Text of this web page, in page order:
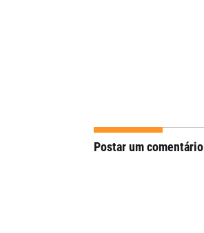
Postar um comentário